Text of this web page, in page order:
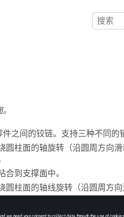
之间的铰链。支持三种不同的
圆柱面的轴旋转（沿圆周方向
到支撑面中。
圆柱面的轴线旋转（沿圆周方向